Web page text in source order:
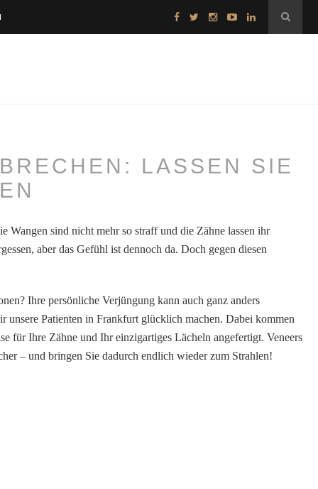
LASSEN SIE
Wangen sind nicht mehr so straff und die Zähne lassen ihr
aber das Gefühl ist dennoch da. Doch gegen diesen
Ihre persönliche Verjüngung kann auch ganz anders
unsere Patienten in Frankfurt glücklich machen. Dabei kommen
für Ihre Zähne und Ihr einzigartiges Lächeln angefertigt. Veneers
– und bringen Sie dadurch endlich wieder zum Strahlen!